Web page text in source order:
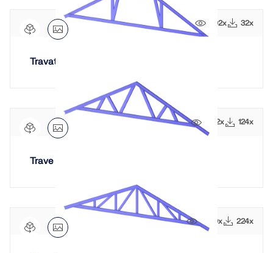
602x 32x
Travatura attico
1572x 124x
Trave reticolare Fink
2470x 224x